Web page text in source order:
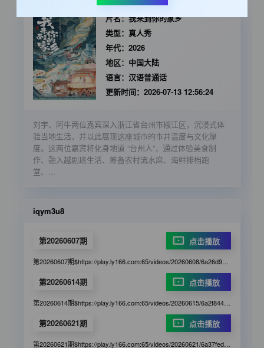
片名：我来到你的家乡
类型： 真人秀
年代： 2026
地区： 中国大陆
语言： 汉语普通话
更新时间： 2026-07-13 12:56:24
刘宇、阿牛两位嘉宾深入浙江省台州市椒江区，沉浸式体
验当地生活，并以此展现这座城市的市井温度与文化厚
度。这两位嘉宾将化身地道 “台州人”，通过体验美食制
作、融入越剧班生活、筹备农村流水席、海鲜排档跑
堂、...
iqym3u8
第20260607期 点击播放
第20260614期 点击播放
第20260621期 点击播放